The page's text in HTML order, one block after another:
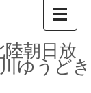
陸朝日放
ゆうどき